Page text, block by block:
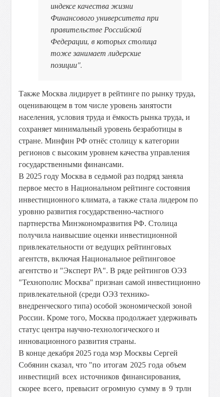
индексе качества жизни
Финансового университета при
правительстве Российской
Федерации, в которых столица
тоже занимает лидерские
позиции".
Также Москва лидирует в рейтинге по рынку труда,
оценивающем в том числе уровень занятости
населения, условия труда и ёмкость рынка труда, и
сохраняет минимальный уровень безработицы в
стране. Минфин РФ отнёс столицу к категории
регионов с высоким уровнем качества управления
государственными финансами.
В 2025 году Москва в седьмой раз подряд заняла
первое место в Национальном рейтинге состояния
инвестиционного климата, а также стала лидером по
уровню развития государственно-частного
партнерства Минэкономразвития РФ. Столица
получила наивысшие оценки инвестиционной
привлекательности от ведущих рейтинговых
агентств, включая Национальное рейтинговое
агентство и "Эксперт РА". В ряде рейтингов ОЭЗ
"Технополис Москва" признан самой инвестиционно
привлекательной (среди ОЭЗ технико-
внедренческого типа) особой экономической зоной
России. Кроме того, Москва продолжает удерживать
статус центра научно-технологического и
инновационного развития страны.
В конце декабря 2025 года мэр Москвы Сергей
Собянин сказал, что "по итогам 2025 года объем
инвестиций всех источников финансирования,
скорее всего, превысит огромную сумму в 9 трлн